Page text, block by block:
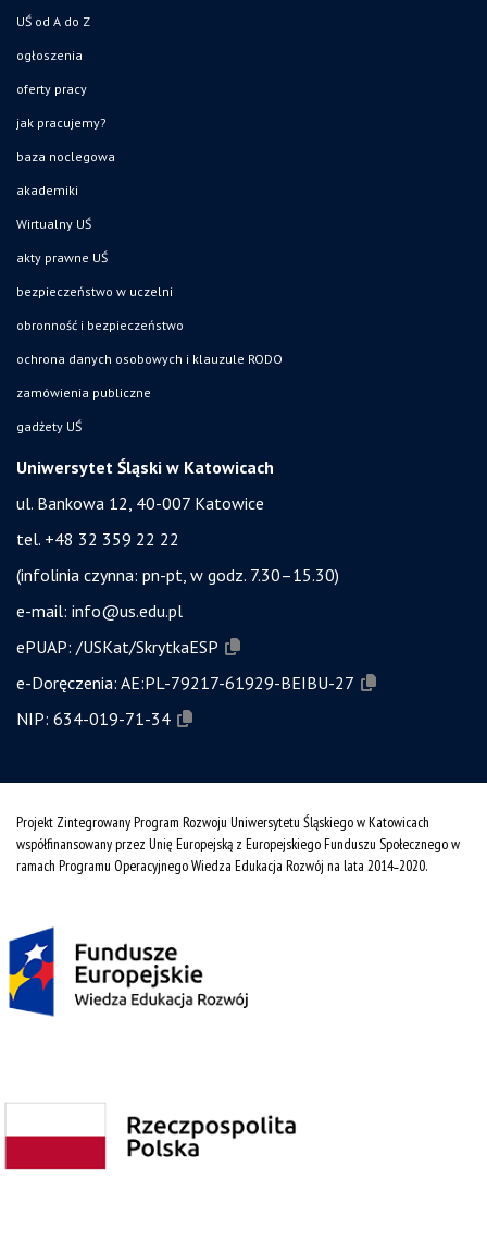
UŚ od A do Z
ogłoszenia
oferty pracy
jak pracujemy?
baza noclegowa
akademiki
Wirtualny UŚ
akty prawne UŚ
bezpieczeństwo w uczelni
obronność i bezpieczeństwo
ochrona danych osobowych i klauzule RODO
zamówienia publiczne
gadżety UŚ
Uniwersytet Śląski w Katowicach
ul. Bankowa 12, 40-007 Katowice
tel. +48 32 359 22 22
(infolinia czynna: pn-pt, w godz. 7.30–15.30)
e-mail: info@us.edu.pl
ePUAP: /USKat/SkrytkaESP
e-Doręczenia: AE:PL-79217-61929-BEIBU-27
NIP: 634-019-71-34
Projekt Zintegrowany Program Rozwoju Uniwersytetu Śląskiego w Katowicach
współfinansowany przez Unię Europejską z Europejskiego Funduszu Społecznego w
ramach Programu Operacyjnego Wiedza Edukacja Rozwój na lata 2014˗2020.